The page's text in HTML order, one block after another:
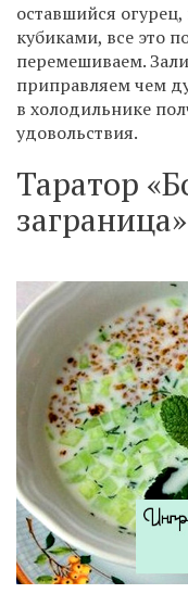
оставшийся
кубиками, все это
перемешиваем.
приправляем чем
в холодильнике
удовольствия.
Таратор
заграница»